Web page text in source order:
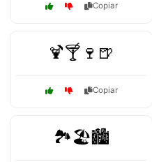
Copiar
🍹🍸🍷🍺
Copiar
🏞️🏖️🏙️